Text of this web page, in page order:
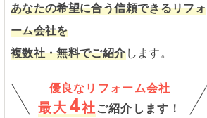
あなたの希望に合う信頼できるリフォ
ーム会社を
複数社・無料でご紹介します。
優良なリフォーム会社
最大 4社 ご紹介します！